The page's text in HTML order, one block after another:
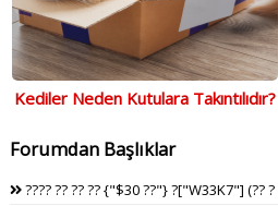
Kediler Neden Kutulara Takıntılıdır?
Forumdan Başlıklar
???? ?? ?? ?? {"$30 ??"} ?["W33K7"] (?? ?